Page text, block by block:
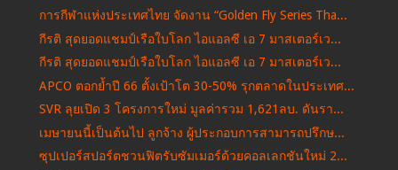
การกีฬาแห่งประเทศไทย จัดงาน “Golden Fly Series Tha...
กีรติ สุดยอดแชมป์เรือใบโลก ไอแอลซี เอ 7 มาสเตอร์เว...
กีรติ สุดยอดแชมป์เรือใบโลก ไอแอลซี เอ 7 มาสเตอร์เว...
APCO ตอกย้ำปี 66 ตั้งเป้าโต 30-50% รุกตลาดในประเทศ...
SVR ลุยเปิด 3 โครงการใหม่ มูลค่ารวม 1,621ลบ. ดันรา...
เมษายนนี้เป็นต้นไป ลูกจ้าง ผู้ประกอบการสามารถปรึกษ...
ซุปเปอร์สปอร์ตชวนฟิตรับซัมเมอร์ด้วยคอลเลกชันใหม่ 2...